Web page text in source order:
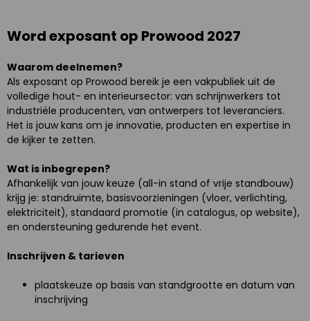
Word exposant op Prowood 2027
Waarom deelnemen?
Als exposant op Prowood bereik je een vakpubliek uit de
volledige hout- en interieursector: van schrijnwerkers tot
industriële producenten, van ontwerpers tot leveranciers.
Het is jouw kans om je innovatie, producten en expertise in
de kijker te zetten.
Wat is inbegrepen?
Afhankelijk van jouw keuze (all-in stand of vrije standbouw)
krijg je: standruimte, basisvoorzieningen (vloer, verlichting,
elektriciteit), standaard promotie (in catalogus, op website),
en ondersteuning gedurende het event.
Inschrijven & tarieven
plaatskeuze op basis van standgrootte en datum van
inschrijving